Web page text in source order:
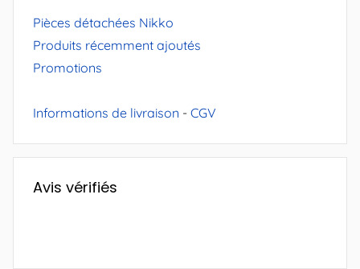
Pièces détachées Nikko
Produits récemment ajoutés
Promotions
Informations de livraison - CGV
Avis vérifiés